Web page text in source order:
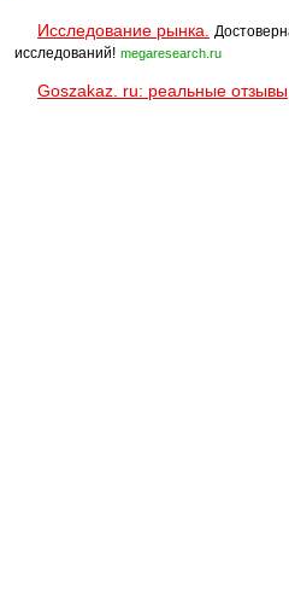
Исследование рынка.
исследований! megaresearch.ru
Goszakaz. ru: реальные отзывы